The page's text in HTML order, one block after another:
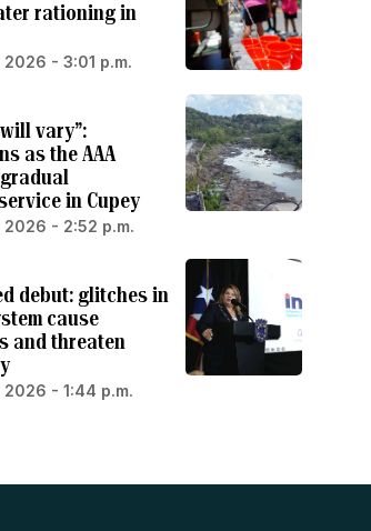
rationing in
2026 - 3:01 p.m.
vary”:
as the AAA
in Cupey
2026 - 2:52 p.m.
debut: glitches in
cause
and threaten
2026 - 1:44 p.m.